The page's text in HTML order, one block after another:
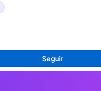
Seguir